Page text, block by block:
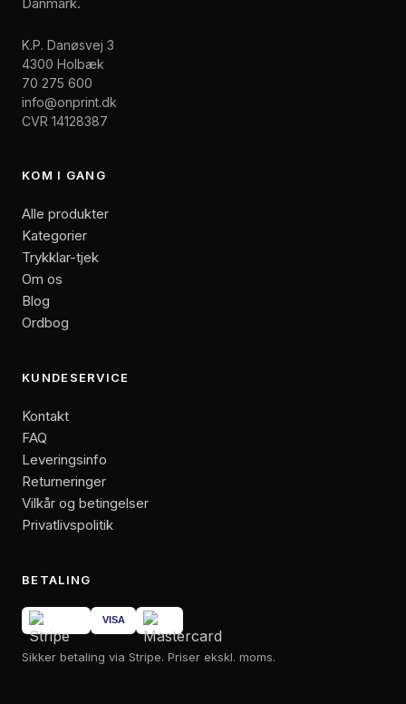
K.P. Danøsvej 3
4300 Holbæk
70 275 600
info@onprint.dk
CVR 14128387
KOM I GANG
Alle produkter
Kategorier
Trykklar-tjek
Om os
Blog
Ordbog
KUNDESERVICE
Kontakt
FAQ
Leveringsinfo
Returneringer
Vilkår og betingelser
Privatlivspolitik
BETALING
Sikker betaling via Stripe. Priser ekskl. moms.